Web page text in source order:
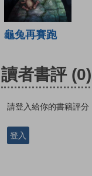
龜兔再賽跑
讀者書評 (0)
請登入給你的書籍評分
登入